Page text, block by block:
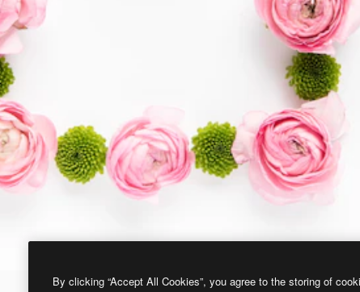
By clicking “Accept All Cookies”, you agree to the storing of